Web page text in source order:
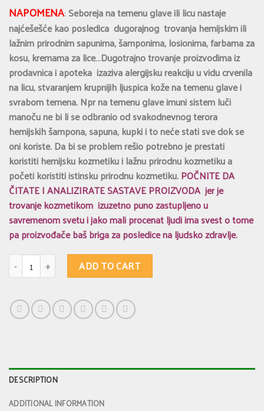
NAPOMENA: Seboreja na temenu glave ili licu nastaje
najćešešće kao posledica dugorajnog trovanja hemijskim ili
lažnim prirodnim sapunima, šamponima, losionima, farbama za
kosu, kremama za lice…Dugotrajno trovanje proizvodima iz
prodavnica i apoteka izaziva alergijsku reakciju u vidu crvenila
na licu, stvaranjem krupnijih ljuspica kože na temenu glave i
svrabom temena. Npr na temenu glave imuni sistem luči
manoču ne bi li se odbranio od svakodnevnog terora
hemijskih šampona, sapuna, kupki i to neće stati sve dok se
oni koriste. Da bi se problem rešio potrebno je prestati
koristiti hemijsku kozmetiku i lažnu prirodnu kozmetiku a
početi koristiti istinsku prirodnu kozmetiku.POČNITE DA
ČITATE I ANALIZIRATE SASTAVE PROIZVODA jer je
trovanje kozmetikom izuzetno puno zastupljeno u
savremenom svetu i jako mali procenat ljudi ima svest o tome
pa proizvođače baš briga za posledice na ljudsko zdravlje.
KREZA ŠAMPONI 29 - protiv seboreje, za kosu koja je normalne
ADD TO CART
DESCRIPTION
ADDITIONAL INFORMATION